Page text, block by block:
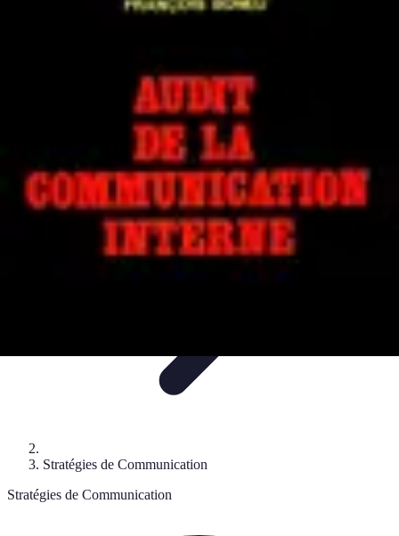
Guidance Créateurs
Stratégies de Communication
Stratégies de Communication